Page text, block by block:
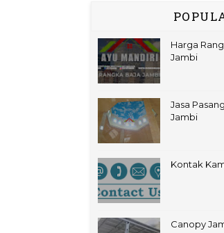
Harga
Jambi
Jasa
Jambi
Kontak
Canopy